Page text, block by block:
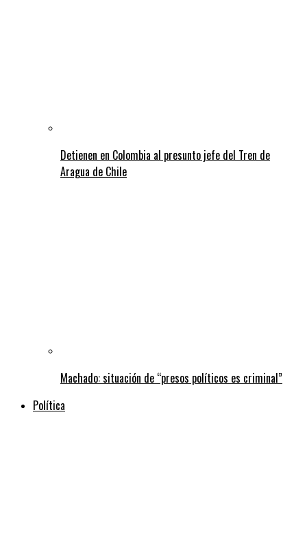
Detienen en Colombia al presunto jefe del Tren de
Aragua de Chile
Machado: situación de “presos políticos es criminal”
Política